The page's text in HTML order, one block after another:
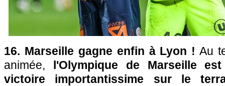
16. Marseille gagne enfin à Lyon ! Au
animée, l'Olympique de Marseille
victoire importantissime sur le